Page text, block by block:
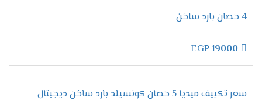
على مكانة عالية فى الاسواق ولتلك السبب تحصل
المنخفضة المناسبة لجميع العملاء .
تقدم لنا الشركة أرقام يتم استخدامها لكى يتم طلب
المكيف فقط اتصل علينا واختار المكيف المناسب لك
وأطلبه وسيتم ارسالة لحد باب البيت وجميع الاسعار
4 حصان بارد ساخن
19000
سعر تكييف ميديا 5 حصان كونسيلد بارد ساخن ديجيتال